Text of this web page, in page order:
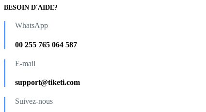
BESOIN D'AIDE?
WhatsApp
00 255 765 064 587
E-mail
support@tiketi.com
Suivez-nous